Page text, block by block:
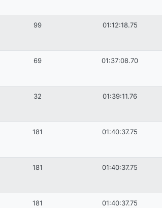
99 01:12:18.75
69 01:37:08.70
32 01:39:11.76
181 01:40:37.75
181 01:40:37.75
181 01:40:37.75